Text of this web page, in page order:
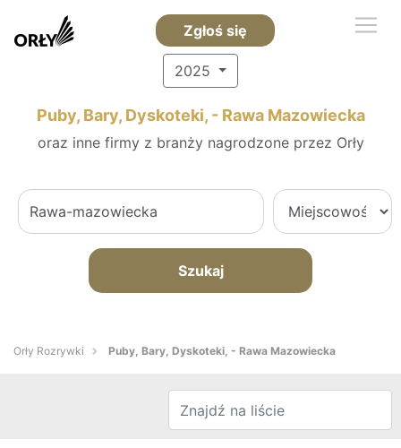
Zgłoś się
2025
Puby, Bary, Dyskoteki, - Rawa Mazowiecka
oraz inne firmy z branży nagrodzone przez Orły
Szukaj
Orły Rozrywki Puby, Bary, Dyskoteki, - Rawa Mazowiecka